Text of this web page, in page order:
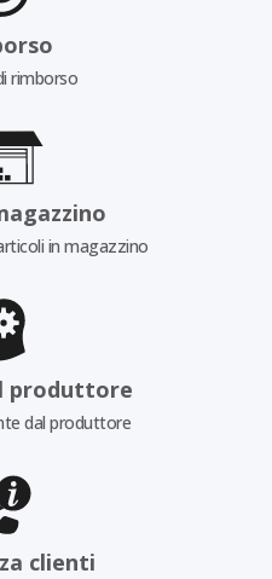
rimborso
in magazzino
produttore
dal produttore
clienti